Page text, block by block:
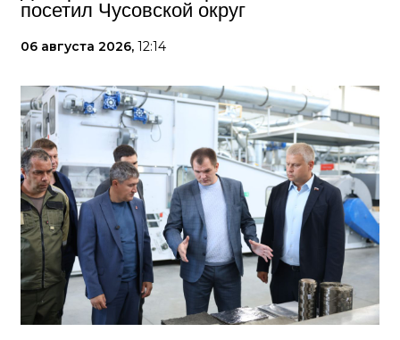
посетил Чусовской округ
06 августа 2026, 12:14